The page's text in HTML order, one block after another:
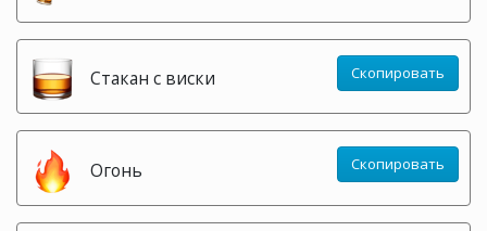
Стакан с виски Скопировать
Огонь Скопировать